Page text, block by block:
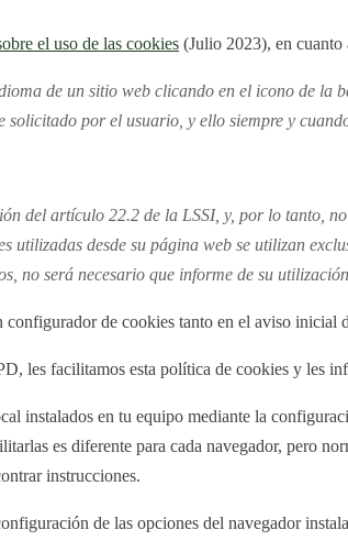
el uso de las cookies (Julio 2023), en cuanto
de un sitio web clicando en el icono de la
por el usuario, y ello siempre y
del artículo 22.2 de la LSSI, y, por lo tanto,
desde su página web se utilizan
no será necesario que informe de su
de cookies tanto en el aviso inicial
les facilitamos esta política de cookies y les
instalados en tu equipo mediante la
es diferente para cada navegador, pero
instrucciones.
de las opciones del navegador